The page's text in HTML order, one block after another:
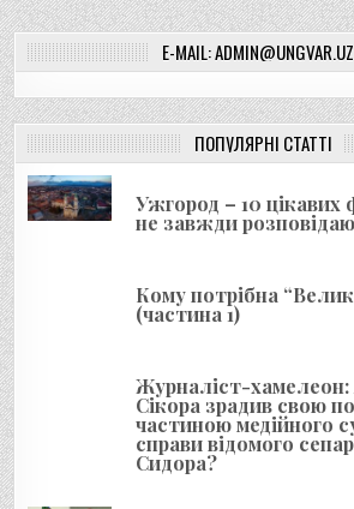
в
і
г
а
ц
і
я
з
а
п
и
с
і
в
E-MAIL:
ПОПУЛЯРНІ СТАТТІ
Ужгород – 10 цікавих
не завжди
Кому потрібна
(частина 1)
Журналіст-
Сікора зрадив свою
частиною медійного
справи відомого
Сидора?